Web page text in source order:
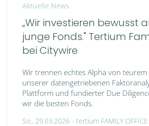
Aktuelle News
„Wir investieren bewusst
junge Fonds." Tertium
bei Citywire
Wir trennen echtes Alpha von teurem
unserer datengetriebenen
Plattform und fundierter Due
wir die besten Fonds.
So., 29.03.2026 - tertium FAMILY OFFICE